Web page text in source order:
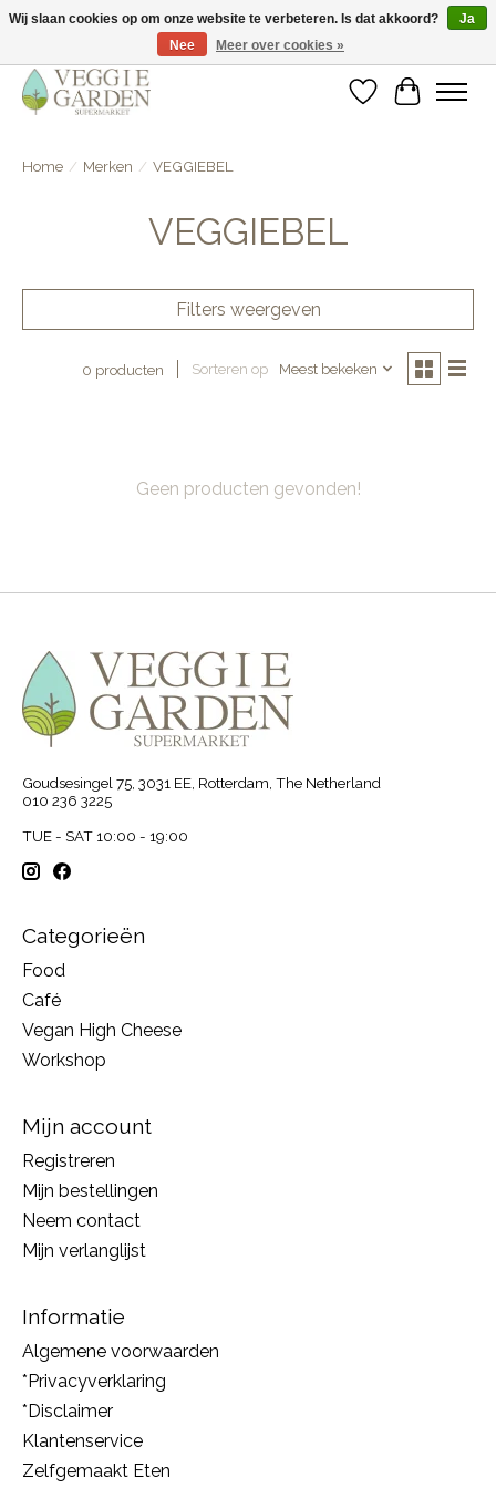
vegan & veggie products | free store pick-up
Verlanglijst
Home / Merken / VEGGIEBEL
VEGGIEBEL
Filters weergeven
0 producten Sorteren op Meest bekeken
Geen producten gevonden!
Goudsesingel 75, 3031 EE, Rotterdam, The Netherland
010 236 3225
TUE - SAT 10:00 - 19:00
Categorieën
Food
Café
Vegan High Cheese
Workshop
Mijn account
Registreren
Mijn bestellingen
Neem contact
Mijn verlanglijst
Informatie
Algemene voorwaarden
*Privacyverklaring
*Disclaimer
Klantenservice
Zelfgemaakt Eten
Wij slaan cookies op om onze website te verbeteren. Is dat akkoord?
Ja
Nee
Meer over cookies »